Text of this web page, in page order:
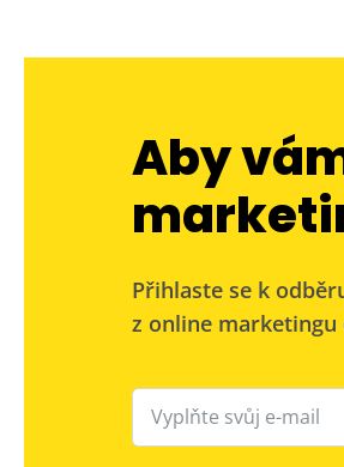
Aby
Přihlaste se k
z online marketingu